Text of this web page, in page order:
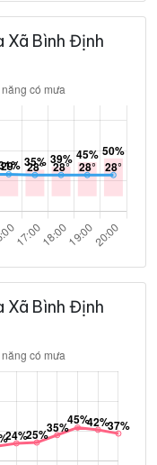
Xã Bình Định
Xã Bình Định